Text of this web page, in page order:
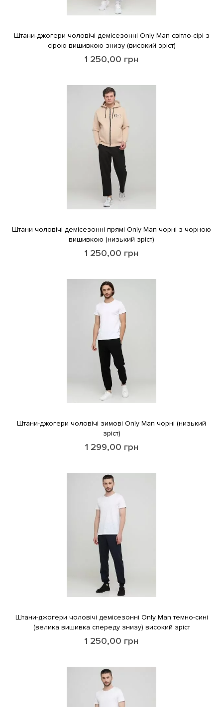
Штани-джогери чоловічі демісезонні Only Man світло-сірі з
сірою вишивкою знизу (високий зріст)
1 250,00 грн
Штани чоловічі демісезонні прямі Only Man чорні з чорною
вишивкою (низький зріст)
1 250,00 грн
Штани-джогери чоловічі зимові Only Man чорні (низький
зріст)
1 299,00 грн
Штани-джогери чоловічі демісезонні Only Man темно-сині
(велика вишивка спереду знизу) високий зріст
1 250,00 грн